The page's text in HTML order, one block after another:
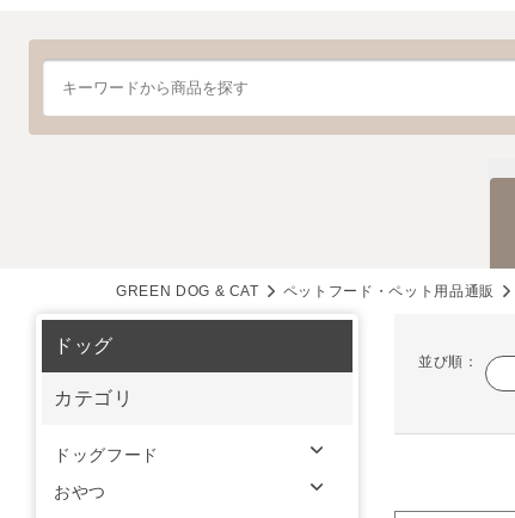
GREEN DOG & CAT ペットフード・ペット用品通販
並び順：
ドッグ
カテゴリ
ドッグフード
おやつ